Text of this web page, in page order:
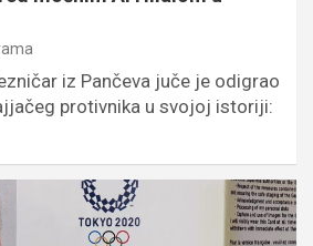
iz Pančeva juče je odigrao
protivnika u svojoj istoriji: